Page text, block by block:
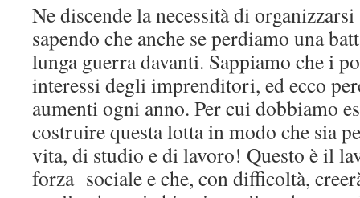
Ne discende la necessità di
sapendo che anche se perdiamo una
lunga guerra davanti. Sappiamo che i
interessi degli imprenditori, ed ecco
aumenti ogni anno. Per cui dobbiamo
costruire questa lotta in modo che sia
vita, di studio e di lavoro! Questo è il
forza sociale e che, con difficoltà,